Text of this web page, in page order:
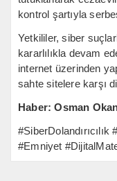
kontrol şartıyla
Yetkililer, siber
kararlılıkla devam
internet üzerinden
sahte sitelere karşı
Haber: Osman
#Emniyet